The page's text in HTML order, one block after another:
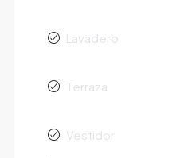
Lavadero
Terraza
Vestidor